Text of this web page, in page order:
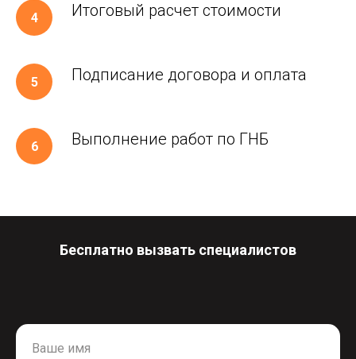
Итоговый расчет стоимости
Подписание договора и оплата
Выполнение работ по ГНБ
Бесплатно вызвать специалистов